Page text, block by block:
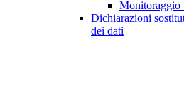
Monitoraggio
Dichiarazioni
dei dati